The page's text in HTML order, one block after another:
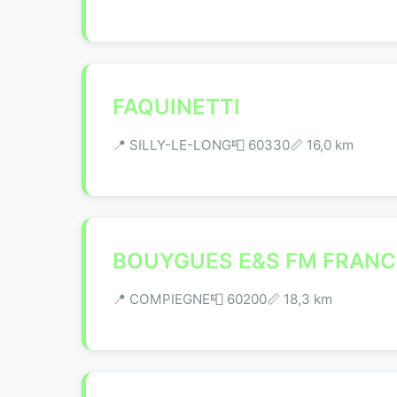
FAQUINETTI
📍 SILLY-LE-LONG📮 60330📏 16,0 km
BOUYGUES E&S FM
📍 COMPIEGNE📮 60200📏 18,3 km